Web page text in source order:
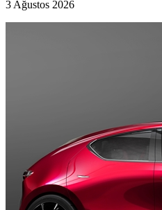
3 Ağustos 2026